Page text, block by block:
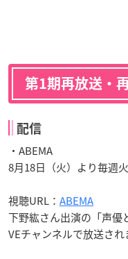
第1期再放送・
配信
・ABEMA
8月18日（火）より毎週
視聴URL： ABEMA
下野紘さん出演の「声優
VEチャンネルで放送され